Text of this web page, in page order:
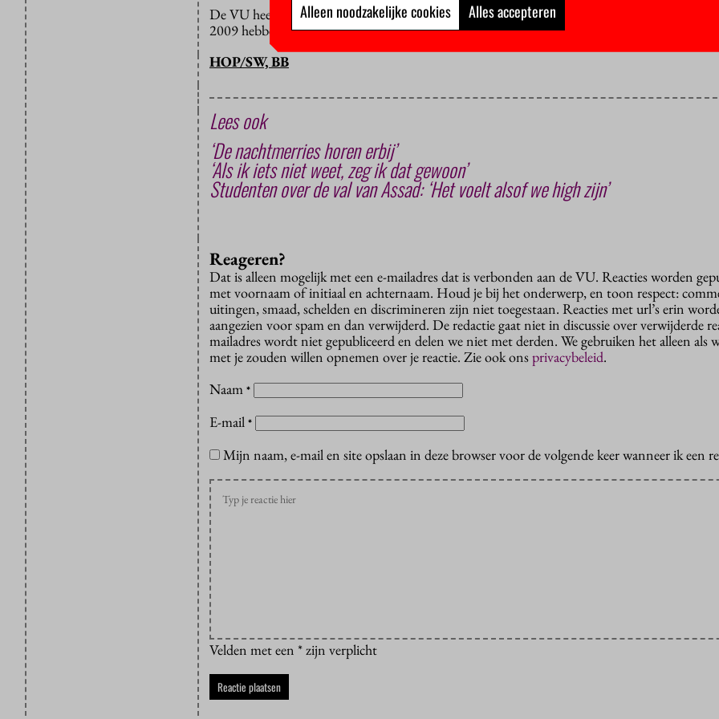
De VU heeft trouwens al een eigenprogrammaom gevluchte wetenschappers onderdak te
2009 hebben hier dertien personen gebruik van gemaakt.
HOP/SW, BB
Lees ook
‘De nachtmerries horen erbij’
‘Als ik iets niet weet, zeg ik dat gewoon’
Studenten over de val van Assad: ‘Het voelt alsof we high zijn’
Reageren?
Dat is alleen mogelijk met een e-mailadres dat is verbonden aan de VU. Reacties worden
met voornaam of initiaal en achternaam. Houd je bij het onderwerp, en toon respect:
uitingen, smaad, schelden en discrimineren zijn niet toegestaan. Reacties met url’s erin
aangezien voor spam en dan verwijderd. De redactie gaat niet in discussie over verwijderde
mailadres wordt niet gepubliceerd en delen we niet met derden. We gebruiken het alleen als
met je zouden willen opnemen over je reactie. Zie ook onsprivacybeleid.
Naam *
E-mail *
Mijn naam, e-mail en site opslaan in deze browser voor de volgende keer wanneer ik een
Velden met een * zijn verplicht
Alleen noodzakelijke cookies Alles accepteren